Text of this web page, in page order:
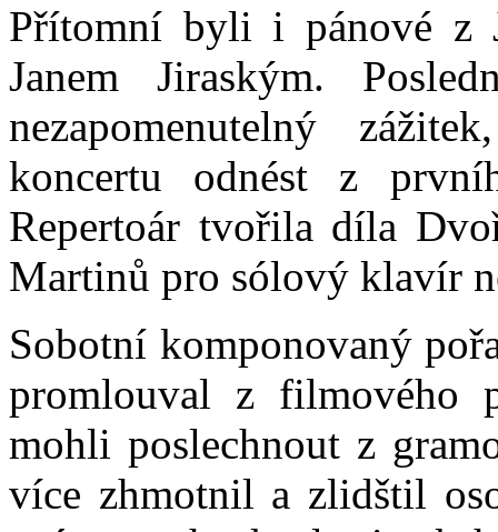
Přítomní byli i pánové z
Janem Jiraským.
nezapomenutelný
koncertu odnést z
Repertoár tvořila díla
Martinů pro sólový klavír
Sobotní komponovaný
promlouval z filmového
mohli poslechnout z
více zhmotnil a zlidštil